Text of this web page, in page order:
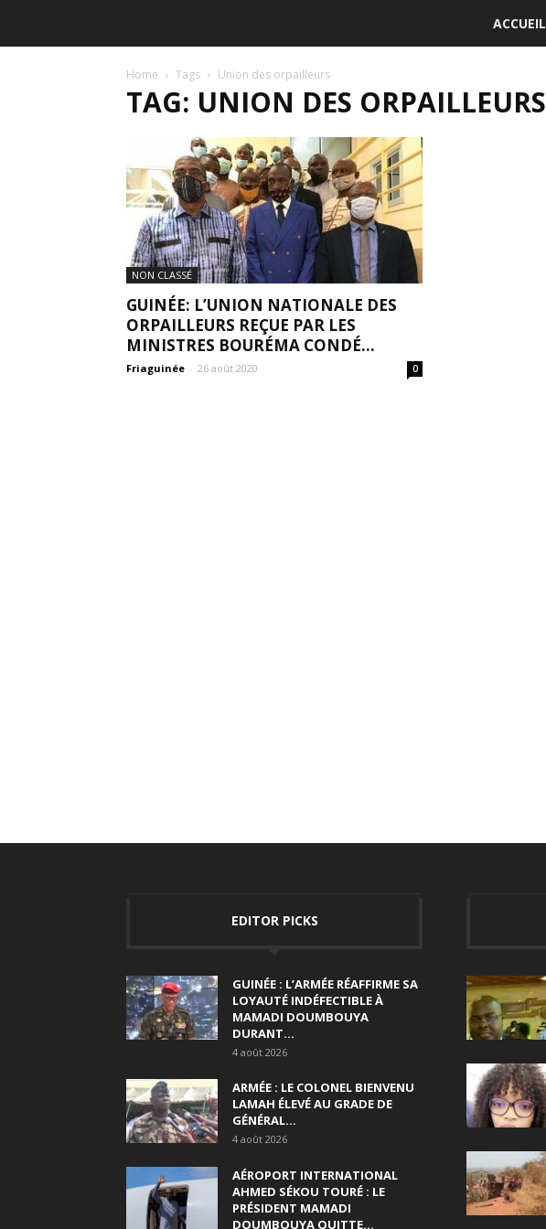
ACCUEIL
Home Tags Union des orpailleurs
TAG: UNION DES ORPAILLEURS
NON CLASSÉ
GUINÉE: L’UNION NATIONALE DES
ORPAILLEURS REÇUE PAR LES
MINISTRES BOURÉMA CONDÉ...
Friaguinée - 26 août 2020 0
EDITOR PICKS
GUINÉE : L’ARMÉE RÉAFFIRME SA
LOYAUTÉ INDÉFECTIBLE À
MAMADI DOUMBOUYA
DURANT...
4 août 2026
ARMÉE : LE COLONEL BIENVENU
LAMAH ÉLEVÉ AU GRADE DE
GÉNÉRAL...
4 août 2026
AÉROPORT INTERNATIONAL
AHMED SÉKOU TOURÉ : LE
PRÉSIDENT MAMADI
DOUMBOUYA QUITTE...